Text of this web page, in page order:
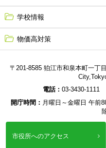
学校情報
物価高対策
〒201-8585 狛江市和泉本町一丁
電話： 03-3430-1111
開庁時間： 月曜日～金曜日 午前
市役所へのアクセス